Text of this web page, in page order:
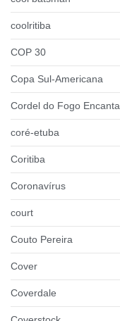
coolritiba
COP 30
Copa Sul-Americana
Cordel do Fogo
coré-etuba
Coritiba
Coronavírus
court
Couto Pereira
Cover
Coverdale